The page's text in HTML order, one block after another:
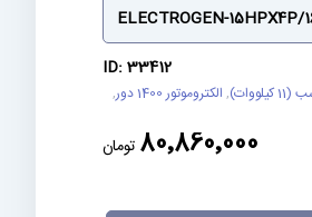
ELECTROGEN-15HPX4P/
ID: 33412
, الکتروموتور 1400 دور
,
80٬860٬000 تومان